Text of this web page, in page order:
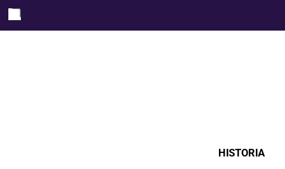
Skip
to
HISTORIA